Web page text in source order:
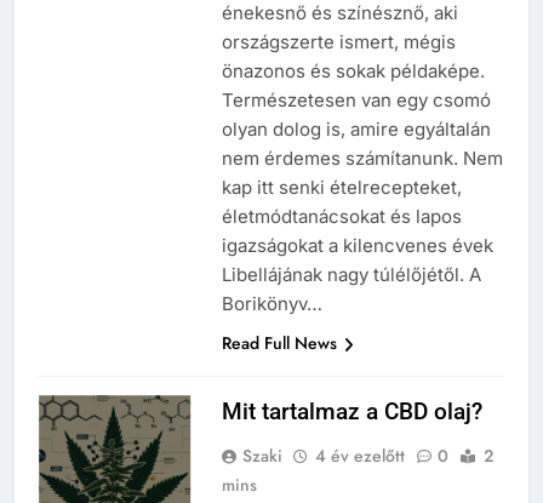
énekesnő és színésznő, aki
országszerte ismert, mégis
önazonos és sokak példaképe.
Természetesen van egy csomó
olyan dolog is, amire egyáltalán
nem érdemes számítanunk. Nem
kap itt senki ételrecepteket,
életmódtanácsokat és lapos
igazságokat a kilencvenes évek
Libellájának nagy túlélőjétől. A
Borikönyv…
Read Full News
Mit tartalmaz a CBD olaj?
Szaki 4 év ezelőtt 0
2
mins